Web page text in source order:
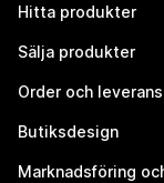
Hitta produkter
Sälja produkter
Order och leverans
Butiksdesign
Marknadsföring